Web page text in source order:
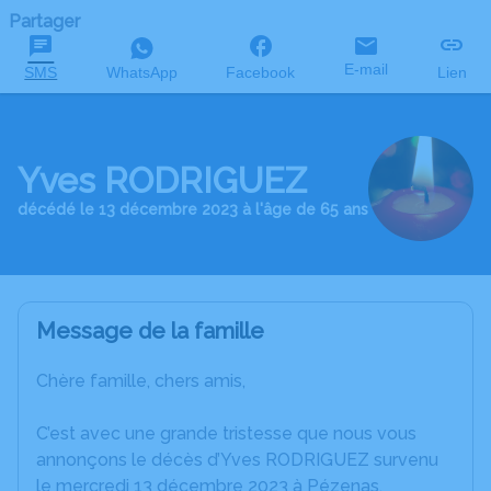
Partager
SMS WhatsApp Facebook E-mail Lien
Yves RODRIGUEZ
décédé le 13 décembre 2023 à l'âge de 65 ans
Message de la famille
Chère famille, chers amis,
C’est avec une grande tristesse que nous vous
annonçons le décès d’Yves RODRIGUEZ survenu
le mercredi 13 décembre 2023 à Pézenas.